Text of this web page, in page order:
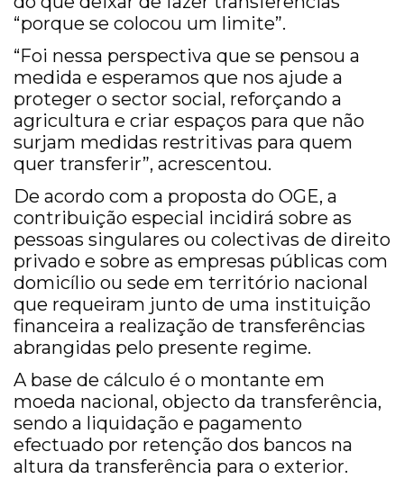
“porque se colocou um limite”.
“Foi nessa perspectiva que se pensou a
medida e esperamos que nos ajude a
proteger o sector social, reforçando a
agricultura e criar espaços para que não
surjam medidas restritivas para quem
quer transferir”, acrescentou.
De acordo com a proposta do OGE, a
contribuição especial incidirá sobre as
pessoas singulares ou colectivas de direito
privado e sobre as empresas públicas com
domicílio ou sede em território nacional
que requeiram junto de uma instituição
financeira a realização de transferências
abrangidas pelo presente regime.
A base de cálculo é o montante em
moeda nacional, objecto da transferência,
sendo a liquidação e pagamento
efectuado por retenção dos bancos na
altura da transferência para o exterior.